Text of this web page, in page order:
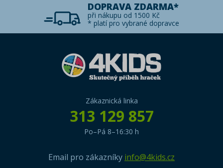
DOPRAVA ZDARMA*
při nákupu od 1500 Kč
* platí pro vybrané dopravce
Zákaznická linka
313 129 857
Po–Pá 8–16:30 h
Email pro zákazníky info@4kids.cz